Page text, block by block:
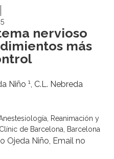
nervioso
más
Niño 1, C.L. Nebreda
Reanimación y
de Barcelona, Barcelona
Ojeda Niño, Email no